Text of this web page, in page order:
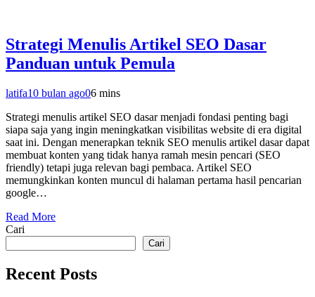
Strategi Menulis Artikel SEO Dasar
Panduan untuk Pemula
latifa10 bulan ago06 mins
Strategi menulis artikel SEO dasar menjadi fondasi penting bagi
siapa saja yang ingin meningkatkan visibilitas website di era digital
saat ini. Dengan menerapkan teknik SEO menulis artikel dasar dapat
membuat konten yang tidak hanya ramah mesin pencari (SEO
friendly) tetapi juga relevan bagi pembaca. Artikel SEO
memungkinkan konten muncul di halaman pertama hasil pencarian
google…
Read More
Cari
Cari
Recent Posts